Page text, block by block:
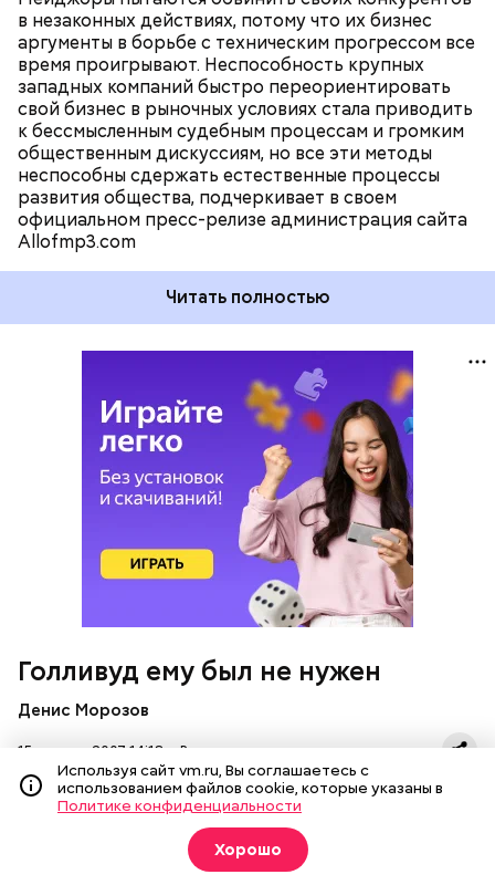
в незаконных действиях, потому что их бизнес
аргументы в борьбе с техническим прогрессом все
время проигрывают. Неспособность крупных
западных компаний быстро переориентировать
свой бизнес в рыночных условиях стала приводить
к бессмысленным судебным процессам и громким
общественным дискуссиям, но все эти методы
неспособны сдержать естественные процессы
развития общества, подчеркивает в своем
официальном пресс-релизе администрация сайта
Allofmp3.com
Читать полностью
Голливуд ему был не нужен
Денис Морозов
15 августа 2007 14:18 Развлечения
Используя сайт vm.ru, Вы соглашаетесь с
использованием файлов cookie, которые указаны в
Политике конфиденциальности
Хорошо